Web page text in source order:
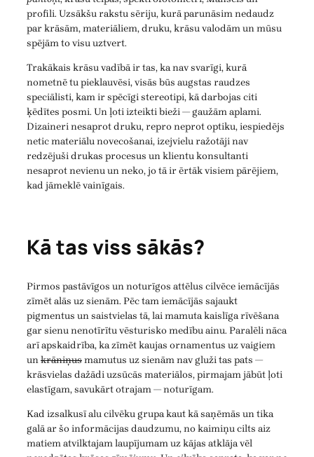
profili. Uzsākšu rakstu sēriju, kurā parunāsim nedaudz
par krāsām, materiāliem, druku, krāsu valodām un mūsu
spējām to visu uztvert.
Trakākais krāsu vadībā ir tas, ka nav svarīgi, kurā
nometnē tu pieklauvēsi, visās būs augstas raudzes
speciālisti, kam ir spēcīgi stereotipi, kā darbojas citi
ķēdītes posmi. Un ļoti izteikti bieži — gaužām aplami.
Dizaineri nesaprot druku, repro neprot optiku, iespiedējs
netic materiālu novecošanai, izejvielu ražotāji nav
redzējuši drukas procesus un klientu konsultanti
nesaprot nevienu un neko, jo tā ir ērtāk visiem pārējiem,
kad jāmeklē vainīgais.
Kā tas viss sākās?
Pirmos pastāvīgos un noturīgos attēlus cilvēce iemācījās
zīmēt alās uz sienām. Pēc tam iemācījās sajaukt
pigmentus un saistvielas tā, lai mamuta kaislīga rīvēšana
gar sienu nenotīrītu vēsturisko medību ainu. Paralēli nāca
arī apskaidrība, ka zīmēt kaujas ornamentus uz vaigiem
unkrāniņusmamutus uz sienām nav gluži tas pats —
krāsvielas dažādi uzsūcās materiālos, pirmajam jābūt ļoti
elastīgam, savukārt otrajam — noturīgam.
Kad izsalkusī alu cilvēku grupa kaut kā saņēmās un tika
galā ar šo informācijas daudzumu, no kaimiņu cilts aiz
matiem atvilktajam laupījumam uz kājas atklāja vēl